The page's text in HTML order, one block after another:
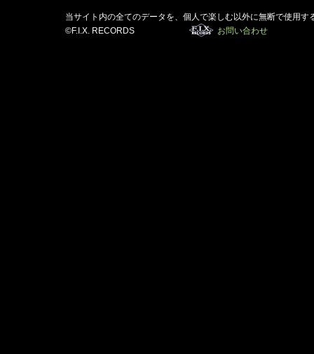
当サイト内の全てのデータを、個人で楽しむ以外に無断で使用す
©F.I.X. RECORDS
お問い合わせ